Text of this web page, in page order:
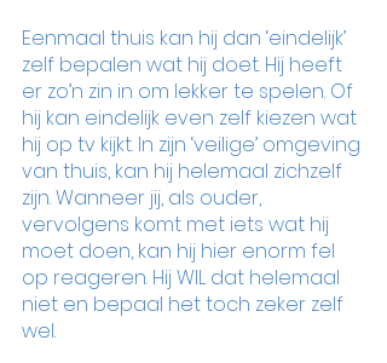
Eenmaal thuis kan hij dan ‘eindelijk’
zelf bepalen wat hij doet. Hij heeft
er zo’n zin in om lekker te spelen. Of
hij kan eindelijk even zelf kiezen wat
hij op tv kijkt. In zijn ‘veilige’ omgeving
van thuis, kan hij helemaal zichzelf
zijn. Wanneer jij, als ouder,
vervolgens komt met iets wat hij
moet doen, kan hij hier enorm fel
op reageren. Hij WIL dat helemaal
niet en bepaal het toch zeker zelf
wel.